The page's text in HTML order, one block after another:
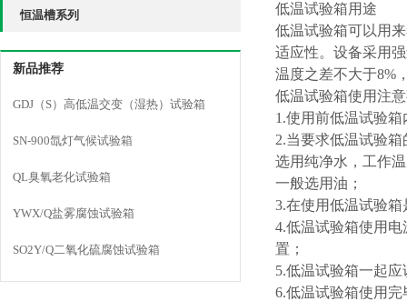
恒温槽系列
新品推荐
GDJ（S）高低温交变（湿热）试验箱
SN-900氙灯气候试验箱
QL臭氧老化试验箱
YWX/Q盐雾腐蚀试验箱
SO2Y/Q二氧化硫腐蚀试验箱
低温试验箱用途
低温试验箱可以用
适应性。设备采用
温度之差不大于8%
低温试验箱使用注
1.使用前低温试验
2.当要求低温试验
选用纯净水，工作
一般选用油；
3.在使用低温试验
4.低温试验箱使用
置；
5.低温试验箱一起
6.低温试验箱使用